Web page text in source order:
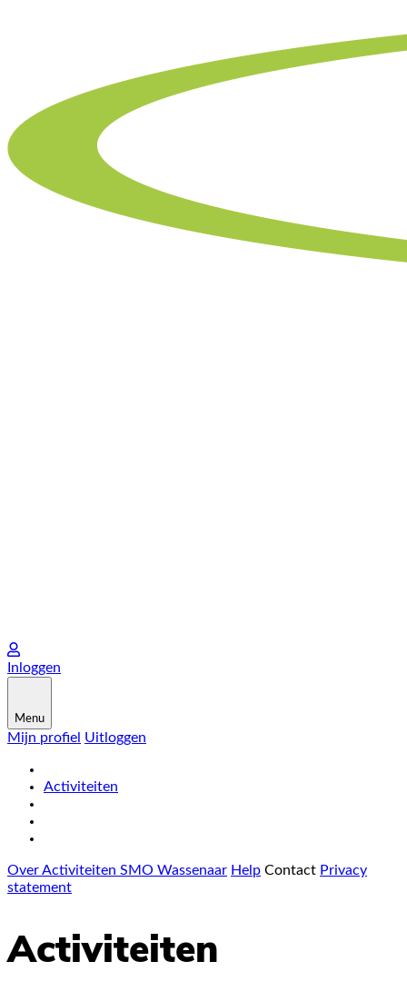
Inloggen
Menu
Mijn profiel Uitloggen
Activiteiten
Over Activiteiten SMO Wassenaar Help Contact Privacy
statement
Activiteiten